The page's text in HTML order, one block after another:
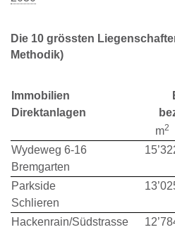
Die 10 grössten
Methodik)
Immobilien
Direktanlagen
m2
Wydeweg 6-16
Bremgarten
Parkside
Schlieren
Hackenrain/Südstrasse